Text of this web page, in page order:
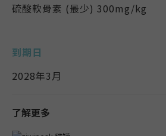
硫酸軟骨素 (最少) 300mg/kg
到期日
2028年3月
了解更多